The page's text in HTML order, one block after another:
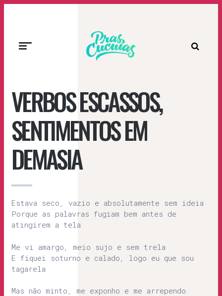
Prascucuias
VERBOS ESCASSOS,
SENTIMENTOS EM
DEMASIA
Estava seco, vazio e absolutamente sem ideia
Porque as palavras fugiam bem antes de
atingirem a tela
Me vi amargo, meio sujo e sem trela
E fiquei soturno e calado, logo eu que sou
tagarela
Mas não minto, me exponho e me arrependo